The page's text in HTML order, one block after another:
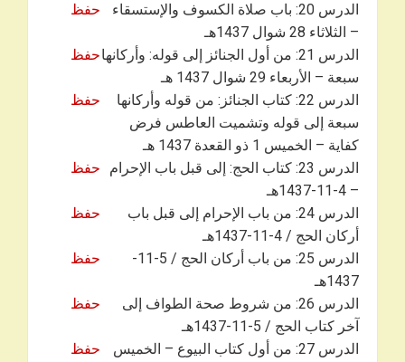
الدرس 20: باب صلاة الكسوف والإستسقاء
– الثلاثاء 28 شوال 1437هـ
حفظ
الدرس 21: من أول الجنائز إلى قوله: وأركانها
سبعة – الأربعاء 29 شوال 1437 هـ
حفظ
الدرس 22: كتاب الجنائز: من قوله وأركانها
سبعة إلى قوله وتشميت العاطس فرض
كفاية – الخميس 1 ذو القعدة 1437 هـ
حفظ
الدرس 23: كتاب الحج: إلى قبل باب الإحرام
– 4-11-1437هـ
حفظ
الدرس 24: من باب الإحرام إلى قبل باب
أركان الحج / 4-11-1437هـ
حفظ
الدرس 25: من باب أركان الحج / 5-11-
1437هـ
حفظ
الدرس 26: من شروط صحة الطواف إلى
آخر كتاب الحج / 5-11-1437هـ
حفظ
الدرس 27: من أول كتاب البيوع – الخميس
حفظ